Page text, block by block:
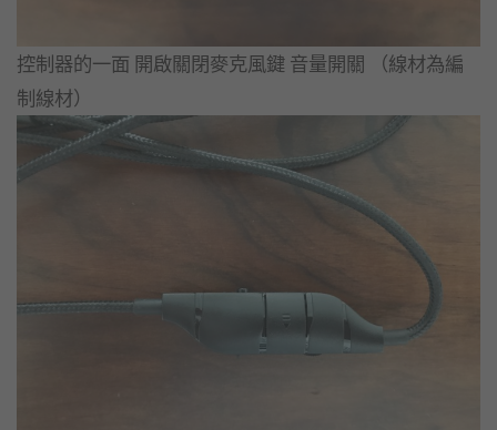
控制器的一面 開啟關閉麥克風鍵 音量開關 （線材為編
制線材）